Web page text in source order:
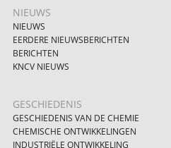
NIEUWS
NIEUWS
EERDERE NIEUWSBERICHTEN
BERICHTEN
KNCV NIEUWS
GESCHIEDENIS
GESCHIEDENIS VAN DE CHEMIE
CHEMISCHE ONTWIKKELINGEN
INDUSTRIËLE ONTWIKKELING